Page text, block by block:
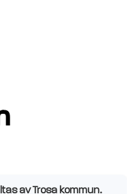
av Trosa kommun.